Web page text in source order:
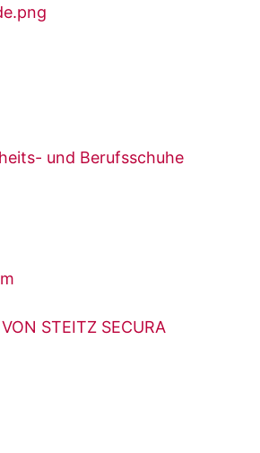
und Berufsschuhe
STEITZ SECURA